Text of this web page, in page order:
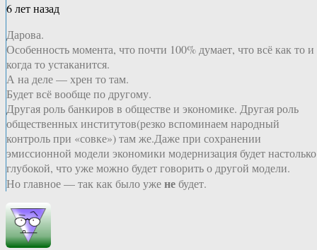
6 лет назад
Дарова.
Особенность момента, что почти 100% думает, что всё как то и
когда то устаканится.
А на деле — хрен то там.
Будет всё вообще по другому.
Другая роль банкиров в обществе и экономике. Другая роль
общественных институтов(резко вспоминаем народный
контроль при «совке») там же.Даже при сохранении
эмиссионной модели экономики модернизация будет настолько
глубокой, что уже можно будет говорить о другой модели.
Но главное — так как было уженебудет.